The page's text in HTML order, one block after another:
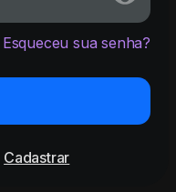
Esqueceu sua senha?
Cadastrar